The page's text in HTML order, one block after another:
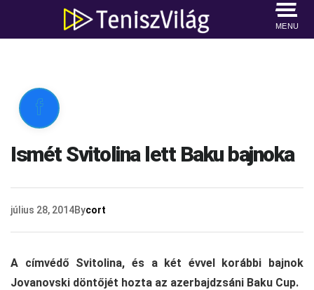
MENU

Ismét Svitolina lett Baku bajnoka
július 28, 2014Bycort
A címvédő Svitolina, és a két évvel korábbi bajnok
Jovanovski döntőjét hozta az azerbajdzsáni Baku Cup.